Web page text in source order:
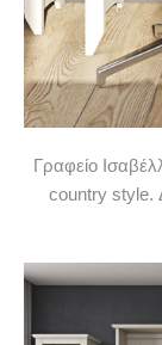
Γραφείο
country style.